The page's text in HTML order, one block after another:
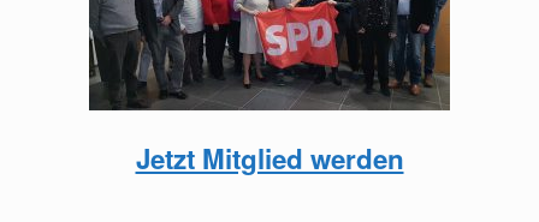
Jetzt Mitglied werden